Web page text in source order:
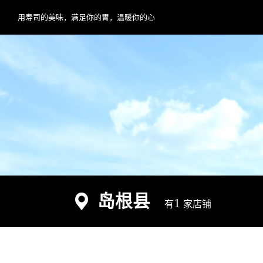
用寿司的美味，满足你的胃，温暖你的心
岛根县 有1 家店铺